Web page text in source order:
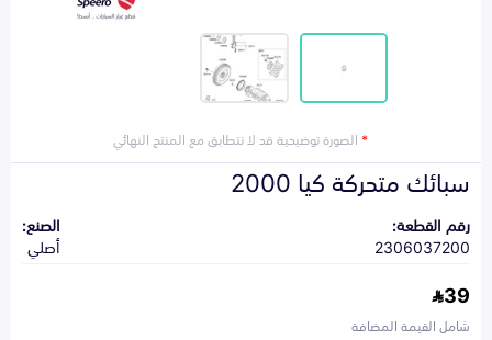
*الصورة توضيحية قد لا تتطابق مع المنتج النهائي
سبائك متحركة كيا 2000
رقم القطعة:
2306037200
الصنع:
أصلي
39
شامل القيمة المضافة